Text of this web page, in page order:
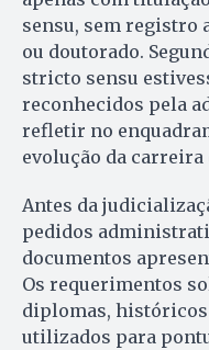
sensu, sem registro
ou doutorado.
stricto sensu
reconhecidos pela
refletir no
evolução da
Antes da
pedidos
documentos
Os requerimentos
diplomas, históricos
utilizados para